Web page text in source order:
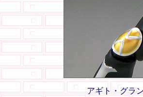
アギト・グラ